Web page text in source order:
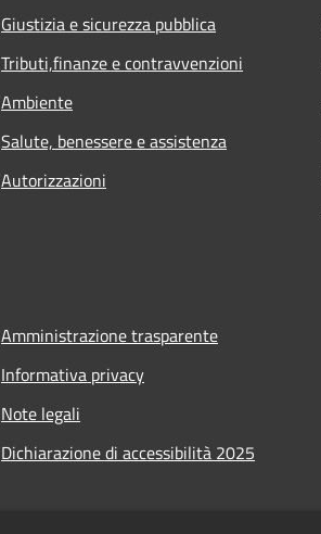
Giustizia e sicurezza pubblica
Tributi,finanze e contravvenzioni
Ambiente
Salute, benessere e assistenza
Autorizzazioni
Amministrazione trasparente
Informativa privacy
Note legali
Dichiarazione di accessibilità 2025